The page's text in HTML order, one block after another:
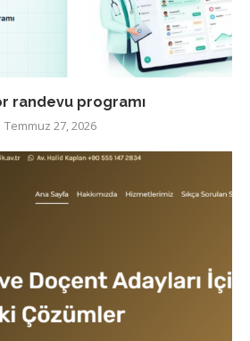
randevu programı
Temmuz 27, 2026